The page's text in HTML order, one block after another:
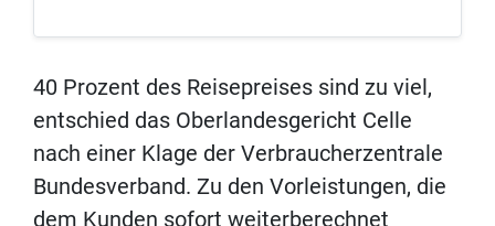
40 Prozent des Reisepreises sind zu viel,
entschied das Oberlandesgericht Celle
nach einer Klage der Verbraucherzentrale
Bundesverband. Zu den Vorleistungen, die
dem Kunden sofort weiterberechnet